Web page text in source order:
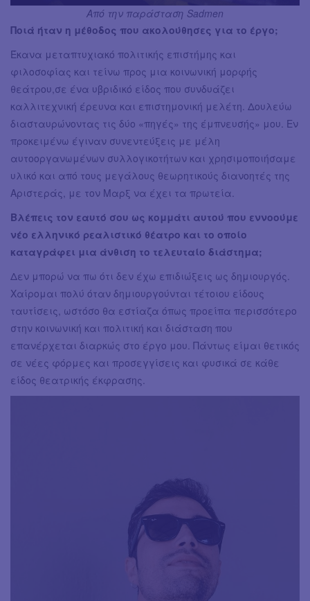
Από την παράσταση Sadmen
Ποιά ήταν η μέθοδος που ακολούθησες για το έργο;
Έκανα μεταπτυχιακό πολιτικής επιστήμης και
φιλοσοφίας και τείνω προς μια κοινωνική μορφής
θεάτρου,σε ένα υβριδικό είδος που συνδυάζει
καλλιτεχνική έρευνα και επιστημονική μελέτη. Δουλεύω
διασταυρώνοντας τις δύο «πηγές» της έμπνευσής» μου. Εν
προκειμένω έγιναν συνεντεύξεις με μέλη
αυτοοργανωμένων συλλογικοτήτων και χρησιμοποιήσαμε
υλικό και από τους μεγάλους θεωρητικούς διανοητές της
Αριστεράς, με τον Μαρξ να έχει τα πρωτεία.
Βλέπεις τον εαυτό σου ως κομμάτι αυτού που εννοούμε
νέο ελληνικό ρεαλιστικό θέατρο και το οποίο
καταγράφει μια άνθιση το τελευταίο διάστημα;
Δεν μπορώ να πω ότι δεν έχω επιδιώξεις ως δημιουργός.
Χαίρομαι πολύ όταν δημιουργούνται τέτοιου είδους
ταυτίσεις, ωστόσο θα εστίαζα όπως προείπα περισσότερο
στην κοινωνική και πολιτική και διάσταση που
επανέρχεται διαρκώς στο έργο μου. Πάντως είμαι θετικός
σε νέες φόρμες και προσεγγίσεις και φυσικά σε κάθε
είδος θεατρικής έκφρασης.